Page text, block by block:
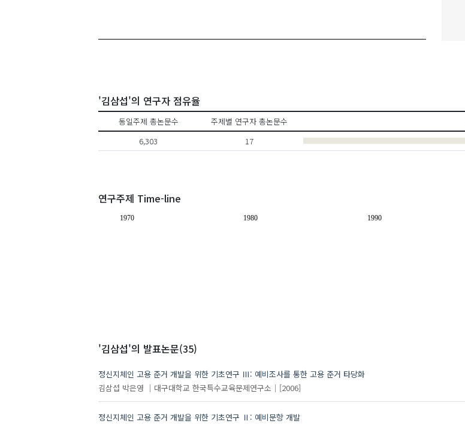
'김삼섭'의 연구자 점유율
동일주제 총논문수 주제별 연구자 총논문수
6,303
17
연구주제 Time-line
1970 1980 1990
'김삼섭'의 발표논문(35)
정신지체인 고용 준거 개발을 위한 기초연구 Ⅲ: 예비조사를 통한 고용 준거 타당화
김삼섭 박은영 대구대학교 한국특수교육문제연구소 [2006]
정신지체인 고용 준거 개발을 위한 기초연구 Ⅱ: 예비문항 개발